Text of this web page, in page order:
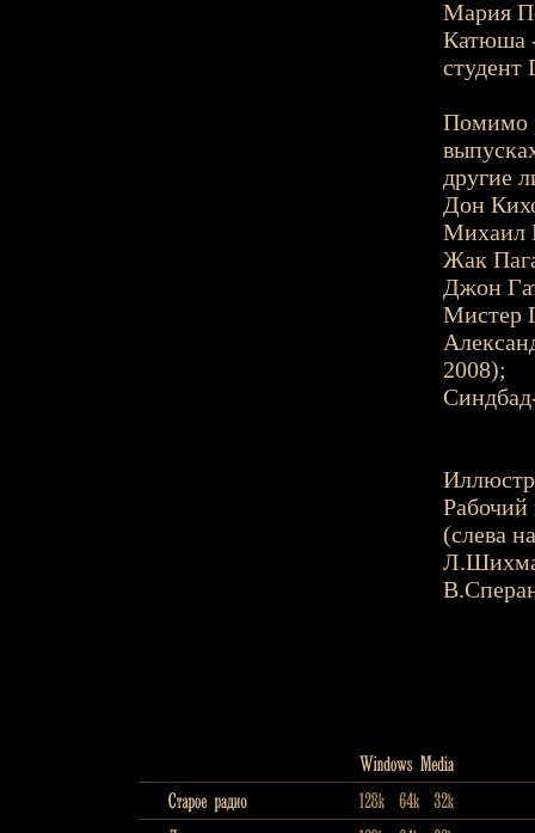
Мария
Катюша
студент
Помимо
другие
Дон
Жак
Джон
Мистер
2008);
Рабочий
(слева